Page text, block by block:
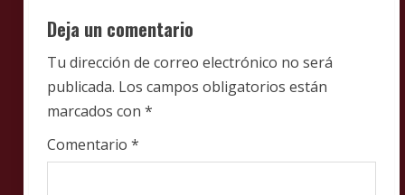
R
e
a
d
i
Deja un comentario
Tu dirección de correo electrónico no será
publicada. Los campos obligatorios están
marcados con *
Comentario *